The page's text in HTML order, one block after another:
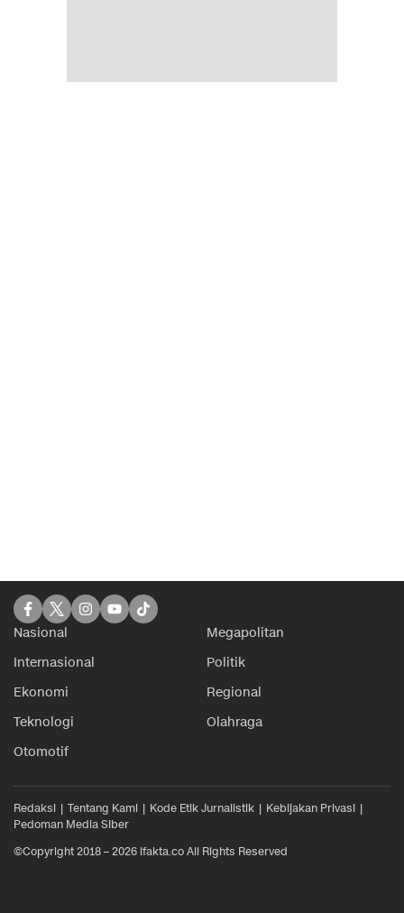
Nasional
Megapolitan
Internasional
Politik
Ekonomi
Regional
Teknologi
Olahraga
Otomotif
Redaksi Tentang Kami Kode Etik Jurnalistik
Kebijakan Privasi
Pedoman Media Siber
©Copyright 2018 – 2026 ifakta.co All Rights Reserved